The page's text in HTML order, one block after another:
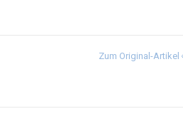
Zum Original-Artikel